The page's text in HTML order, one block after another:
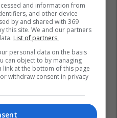
and information from
and other device
by and shared with 369
this site. We and our partners
List of partners.
personal data on the basis
can object to by managing
at the bottom of this page
withdraw consent in privacy